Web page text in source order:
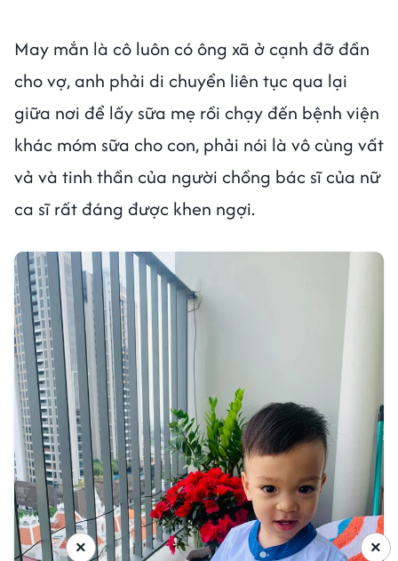
May mắn là cô luôn có ông xã ở cạnh đỡ đần
cho vợ, anh phải di chuyển liên tục qua lại
giữa nơi để lấy sữa mẹ rồi chạy đến bệnh viện
khác móm sữa cho con, phải nói là vô cùng vất
vả và tinh thần của người chồng bác sĩ của nữ
ca sĩ rất đáng được khen ngợi.
×
×